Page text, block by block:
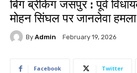
बिग ब्रेकिंग जसपुर : पूर्व
मोहन सिंघल पर जानलेवा हमला
By Admin February 19, 2026
Facebook Twitter